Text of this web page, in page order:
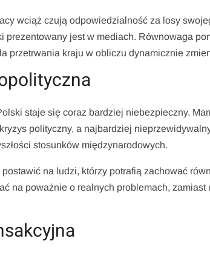
wciąż czują odpowiedzialność za losy
prezentowany jest w mediach. Równowaga
przetrwania kraju w obliczu dynamicznie
staje się coraz bardziej niebezpieczny.
polityczny, a najbardziej
stosunków międzynarodowych.
na ludzi, którzy potrafią zachować
na poważnie o realnych problemach,